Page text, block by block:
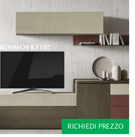
KOSMOS KF107
RICHIEDI PREZZO